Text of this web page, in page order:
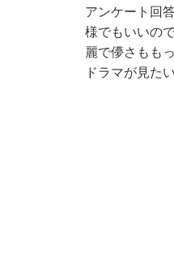
アンケート回
様でもいいの
麗で儚さもも
ドラマが見た